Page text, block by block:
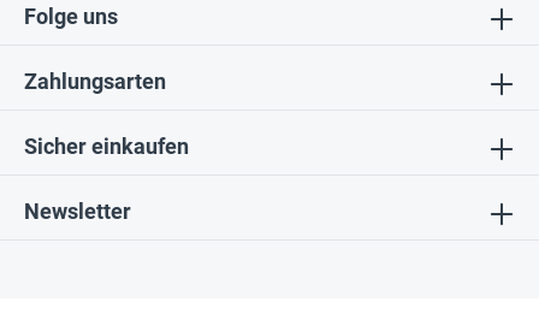
Folge uns
Sicher einkaufen
Newsletter
Zahlungsarten